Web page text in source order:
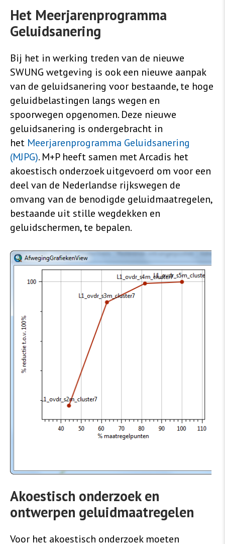
Het Meerjarenprogramma
Geluidsanering
Bij het in werking treden van de nieuwe
SWUNG wetgeving is ook een nieuwe aanpak
van de geluidsanering voor bestaande, te hoge
geluidbelastingen langs wegen en
spoorwegen opgenomen. Deze nieuwe
geluidsanering is ondergebracht in
het Meerjarenprogramma Geluidsanering
(MJPG). M+P heeft samen met Arcadis het
akoestisch onderzoek uitgevoerd om voor een
deel van de Nederlandse rijkswegen de
omvang van de benodigde geluidmaatregelen,
bestaande uit stille wegdekken en
geluidschermen, te bepalen.
Akoestisch onderzoek en
ontwerpen geluidmaatregelen
Voor het akoestisch onderzoek moeten